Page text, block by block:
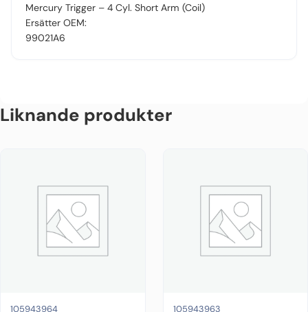
(Coil)
mängd
Mercury Trigger – 4 Cyl. Short Arm (Coil)
Ersätter OEM:
99021A6
Liknande produkter
105943964 105943963